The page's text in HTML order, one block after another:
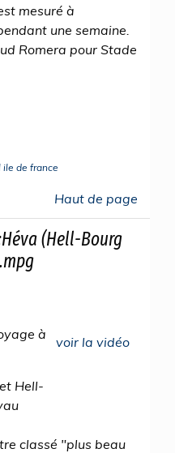
mesuré à
une semaine.
Romera pour Stade
ile de france
Haut de page
(Hell-Bourg
voir la vidéo
à
Hell-
classé "plus beau